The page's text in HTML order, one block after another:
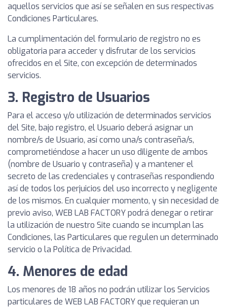
aquellos servicios que así se señalen en sus respectivas
Condiciones Particulares.
La cumplimentación del formulario de registro no es
obligatoria para acceder y disfrutar de los servicios
ofrecidos en el Site, con excepción de determinados
servicios.
3. Registro de Usuarios
Para el acceso y/o utilización de determinados servicios
del Site, bajo registro, el Usuario deberá asignar un
nombre/s de Usuario, así como una/s contraseña/s,
comprometiéndose a hacer un uso diligente de ambos
(nombre de Usuario y contraseña) y a mantener el
secreto de las credenciales y contraseñas respondiendo
así de todos los perjuicios del uso incorrecto y negligente
de los mismos. En cualquier momento, y sin necesidad de
previo aviso, WEB LAB FACTORY podrá denegar o retirar
la utilización de nuestro Site cuando se incumplan las
Condiciones, las Particulares que regulen un determinado
servicio o la Política de Privacidad.
4. Menores de edad
Los menores de 18 años no podrán utilizar los Servicios
particulares de WEB LAB FACTORY que requieran un